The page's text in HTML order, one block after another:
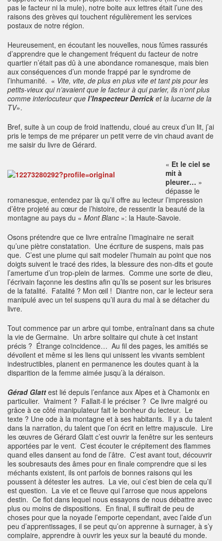
pas le facteur ni la mule), notre boite aux lettres était l’une des
raisons des grèves qui touchent régulièrement les services
postaux de notre région.
Heureusement, en écoutant les nouvelles, nous fûmes rassurés
d’apprendre que le changement fréquent du facteur de notre
quartier n’était pas dû à une abondance romanesque, mais bien
aux conséquences d’un monde frappé par le syndrome de
l’inhumanité. « Vite, vite, de plus en plus vite et tant pis pour les
petits-vieux qui n’avaient que le facteur à qui parler, ils n’ont plus
comme interlocuteur que l’Inspecteur Derricket la lucarne de la
TV».
Bref, suite à un coup de froid inattendu, cloué au creux d’un lit, j’ai
pris le temps de me préparer un petit verre de vin chaud avant de
me saisir du livre de Gérard.
« Et le ciel se
mit à
pleurer… »
dépasse le
romanesque, entendez par là qu’il offre au lecteur l’impression
d’être projeté au cœur de l’histoire, de ressentir la beauté de la
montagne au pays du « Mont Blanc »: la Haute-Savoie.
Osons prétendre que ce livre entraîne l’imaginaire ne serait
qu’une piètre constatation. Une écriture de suspens, mais pas
que. C’est une plume qui sait modeler l’humain au point que nos
doigts suivent le tracé des rides, la blessure des non-dits et goute
l’amertume d’un trop-plein de larmes. Comme une sorte de dieu,
l’écrivain façonne les destins afin qu’ils se posent sur les brisures
de la fatalité. Fatalité ? Mon œil ! Diantre non, car le lecteur sera
manipulé avec un tel suspens qu’il aura du mal à se détacher du
livre.
Tout commence par un arbre qui tombe, entraînant dans sa chute
la vie de Germaine. Un arbre solitaire qui chute à cet instant
précis ? Étrange coïncidence… Au fil des pages, les amitiés se
dévoilent et même si les liens qui unissent les vivants semblent
indestructibles, planent en permanence les doutes quant à la
disparition de la femme aimée jusqu’à la déraison.
Gérad Glatt est lié depuis l’enfance aux Alpes et à Chamonix en
particulier. Vraiment ? Fallait-il le préciser ? Ce livre malgré ou
grâce à ce côté manipulateur fait le bonheur du lecteur. Le
texte ? Une ode à la montagne et à ses habitants. Il y a du talent
dans la narration, du talent que l’on écrit en lettre majuscule. Lire
les œuvres de Gérard Glatt c’est ouvrir la fenêtre sur les senteurs
apportées par le vent. C’est écouter le crépitement des flammes
quand elles dansent au fond de l’âtre. C’est avant tout, découvrir
les soubresauts des âmes pour en finale comprendre que si les
méchants existent, ils ont parfois de bonnes raisons qui les
poussent à détester les autres. La vie, oui c’est bien de cela qu’il
est question. La vie et ce fleuve qui l’arrose que nous appelons
destin. Ce flot dans lequel nous essayons de nous débattre avec
plus ou moins de dispositions. En final, il suffirait de peu de
choses pour que la noyade l’emporte cependant, avec l’aide d’un
peu d’apprentissages, il se peut qu’on apprenne à surnager, à s’y
complaire, apprendre à ouvrir les yeux sur la beauté du monde.